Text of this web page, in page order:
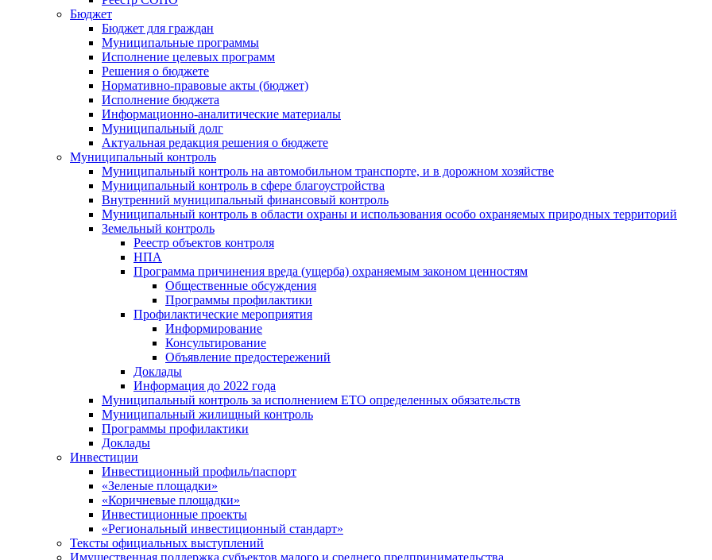
Бюджет
Бюджет для граждан
Муниципальные программы
Исполнение целевых программ
Решения о бюджете
Нормативно-правовые акты (бюджет)
Исполнение бюджета
Информационно-аналитические материалы
Муниципальный долг
Актуальная редакция решения о бюджете
Муниципальный контроль
Муниципальный контроль на автомобильном транспорте, и в дорожном хозяйстве
Муниципальный контроль в сфере благоустройства
Внутренний муниципальный финансовый контроль
Муниципальный контроль в области охраны и использования особо охраняемых природных территорий
Земельный контроль
Реестр объектов контроля
НПА
Программа причинения вреда (ущерба) охраняемым законом ценностям
Общественные обсуждения
Программы профилактики
Профилактические мероприятия
Информирование
Консультирование
Объявление предостережений
Доклады
Информация до 2022 года
Муниципальный контроль за исполнением ЕТО определенных обязательств
Муниципальный жилищный контроль
Программы профилактики
Доклады
Инвестиции
Инвестиционный профиль/паспорт
«Зеленые площадки»
«Коричневые площадки»
Инвестиционные проекты
«Региональный инвестиционный стандарт»
Тексты официальных выступлений
Имущественная поддержка субъектов малого и среднего предпринимательства